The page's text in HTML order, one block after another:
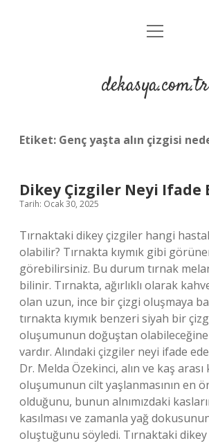
Anasayfa
Yasal Uyarı
menüyü
dekasya.com.tr
Etiket: Genç yaşta alın çizgisi
Dikey Çizgiler Neyi Ifade
Tarih: Ocak 30, 2025
Tırnaktaki dikey çizgiler hangi
olabilir? Tırnakta kıymık gibi
görebilirsiniz. Bu durum tırnak
bilinir. Tırnakta, ağırlıklı olarak
olan uzun, ince bir çizgi oluşmaya
tırnakta kıymık benzeri siyah bir
oluşumunun doğuştan
vardır. Alındaki çizgiler neyi ifade
Dr. Melda Özekinci, alın ve kaş arası
oluşumunun cilt yaşlanmasının en
olduğunu, bunun alnımızdaki
kasılması ve zamanla yağ
oluştuğunu söyledi. Tırnaktaki